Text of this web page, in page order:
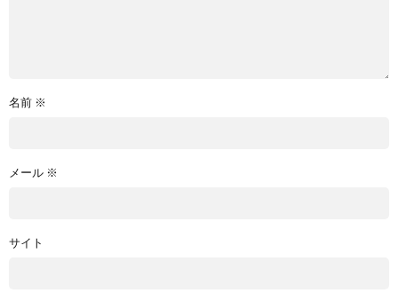
名前 ※
メール ※
サイト